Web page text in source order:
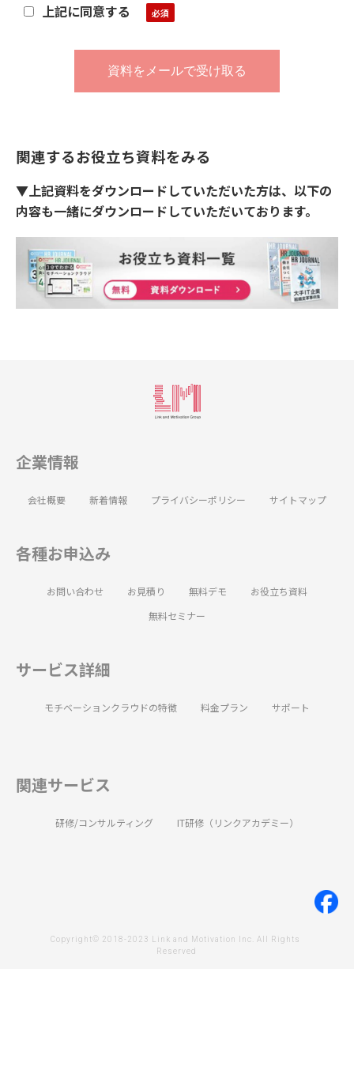
上記に同意する
関連するお役立ち資料をみる
▼上記資料をダウンロードしていただいた方は、以下の
内容も一緒にダウンロードしていただいております。
企業情報
会社概要 新着情報 プライバシーポリシー サイトマップ
各種お申込み
お問い合わせ お見積り 無料デモ
お役立ち資料
無料セミナー
サービス詳細
モチベーションクラウドの特徴 料金プラン サポート
関連サービス
研修/コンサルティング IT研修（リンクアカデミー）
Copyright© 2018-2023 Link and Motivation Inc. All Rights
Reserved